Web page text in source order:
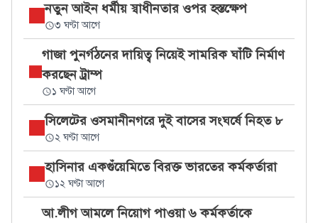
নতুন আইন ধর্মীয় স্বাধীনতার ওপর হস্তক্ষেপ
৩ ঘণ্টা আগে
গাজা পুনর্গঠনের দায়িত্ব নিয়েই সামরিক ঘাঁটি নির্মাণ
করছেন ট্রাম্প
১ ঘণ্টা আগে
সিলেটের ওসমানীনগরে দুই বাসের সংঘর্ষে নিহত ৮
২ ঘণ্টা আগে
হাসিনার একগুঁয়েমিতে বিরক্ত ভারতের কর্মকর্তারা
১২ ঘণ্টা আগে
আ.লীগ আমলে নিয়োগ পাওয়া ৬ কর্মকর্তাকে